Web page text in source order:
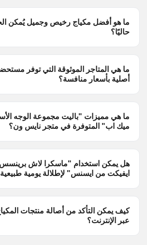
ما هو أفضل مكياج رخيص وجميل يُمكن
حاليًا؟
ما هي المتاجر الموثوقة التي توفر
أصلية بأسعار منافسة؟
ما هي مميزات "باليت مجموعة الوجه
ميك اب" المتوفرة في متجر نايس ون؟
هل يمكن استخدام "ماسكرا لاش
ايفيكت من ايسنس" لإطلالة يومية
كيف يمكن التأكد من أصالة منتجات
عبر الإنترنت؟